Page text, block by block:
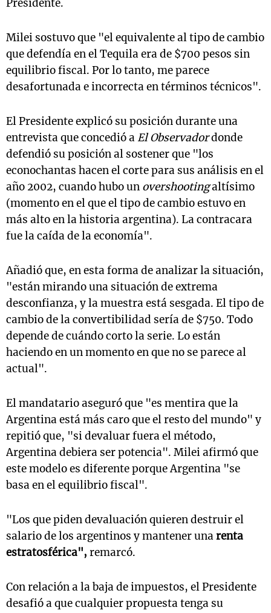
Presidente.
Milei sostuvo que "el equivalente al tipo de cambio
que defendía en el Tequila era de $700 pesos sin
equilibrio fiscal. Por lo tanto, me parece
desafortunada e incorrecta en términos técnicos".
El Presidente explicó su posición durante una
entrevista que concedió a El Observadordonde
defendió su posición al sostener que "los
econochantas hacen el corte para sus análisis en el
año 2002, cuando hubo un overshootingaltísimo
(momento en el que el tipo de cambio estuvo en
más alto en la historia argentina). La contracara
fue la caída de la economía".
Añadió que, en esta forma de analizar la situación,
"están mirando una situación de extrema
desconfianza, y la muestra está sesgada. El tipo de
cambio de la convertibilidad sería de $750. Todo
depende de cuándo corto la serie. Lo están
haciendo en un momento en que no se parece al
actual".
El mandatario aseguró que "es mentira que la
Argentina está más caro que el resto del mundo" y
repitió que, "si devaluar fuera el método,
Argentina debiera ser potencia". Milei afirmó que
este modelo es diferente porque Argentina "se
basa en el equilibrio fiscal".
"Los que piden devaluación quieren destruir el
salario de los argentinos y mantener unarenta
estratosférica", remarcó.
Con relación a la baja de impuestos, el Presidente
desafió a que cualquier propuesta tenga su